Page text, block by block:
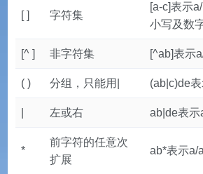
[ ] 字符集
[a-c]表示
小写及数
[^ ] 非字符集 [^ab]表示
( ) 分组，只能用| (ab|c)de
左或右 ab|de表示
*
前字符的任意次
扩展
ab*表示a/